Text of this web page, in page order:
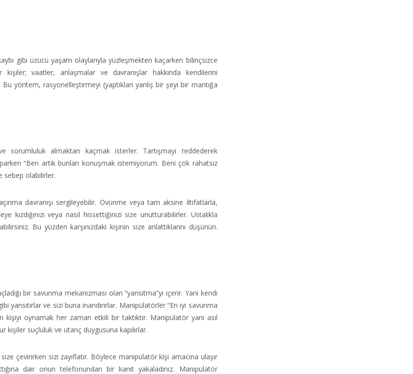
gibi üzücü yaşam olaylarıyla yüzleşmekten kaçarken bilinçsizce
vaatler, anlaşmalar ve davranışlar hakkında kendilerini
yöntem, rasyonelleştirmeyi (yaptıkları yanlış bir şeyi bir mantığa
sorumluluk almaktan kaçmak isterler. Tartışmayı reddederek
“Ben artık bunları konuşmak istemiyorum. Beni çok rahatsız
sebep olabilirler.
davranışı sergileyebilir. Övünme veya tam aksine iltifatlarla,
veya nasıl hissettiğinizi size unutturabilirler. Ustalıkla
Bu yüzden karşınızdaki kişinin size anlattıklarını düşünün.
bir savunma mekanizması olan “yansıtma”yı içerir. Yani kendi
yansıtırlar ve sizi buna inandırırlar. Manipülatörler “En iyi savunma
kişiyi oynamak her zaman etkili bir taktiktir. Manipülatör yani asıl
kişiler suçluluk ve utanç duygusuna kapılırlar.
çevirirken sizi zayıflatır. Böylece manipülatör kişi amacına ulaşır
dair onun telefonundan bir kanıt yakaladınız. Manipülatör